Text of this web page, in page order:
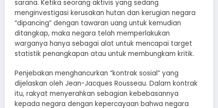
sarana. Ketika seorang aktivis yang sedang
menginvestigasi kerusakan hutan dan kerugian negara
“dipancing” dengan tawaran uang untuk kemudian
ditangkap, maka negara telah memperlakukan
warganya hanya sebagai alat untuk mencapai target
statistik penangkapan atau untuk membungkam kritik.
Penjebakan menghancurkan “kontrak sosial” yang
dijelaskan oleh Jean-Jacques Rousseau. Dalam kontrak
itu, rakyat menyerahkan sebagian kebebasannya
kepada negara dengan kepercayaan bahwa negara